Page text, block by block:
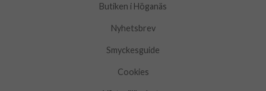
Butiken i Höganäs
Nyhetsbrev
Smyckesguide
Cookies